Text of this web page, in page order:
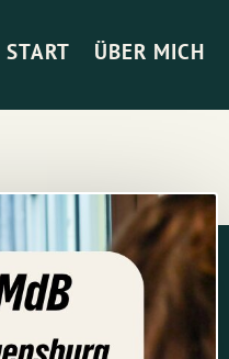
START ÜBER MICH